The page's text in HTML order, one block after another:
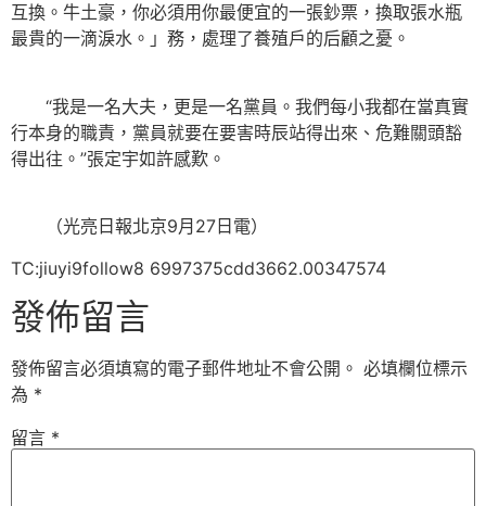
互換。牛土豪，你必須用你最便宜的一張鈔票，換取張水瓶
最貴的一滴淚水。」務，處理了養殖戶的后顧之憂。
“我是一名大夫，更是一名黨員。我們每小我都在當真實
行本身的職責，黨員就要在要害時辰站得出來、危難關頭豁
得出往。”張定宇如許感歎。
（光亮日報北京9月27日電）
TC:jiuyi9follow8 6997375cdd3662.00347574
發佈留言
發佈留言必須填寫的電子郵件地址不會公開。 必填欄位標示
為 *
留言 *